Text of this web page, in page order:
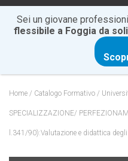
+39 0881 20 60 85
Home / Catalogo Formativo /
SPECIALIZZAZIONE/
l.341/90):Valutazione e didattica
Sei un giovane
flessibile a Foggia da